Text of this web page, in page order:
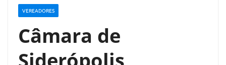
VEREADORES
Câmara de